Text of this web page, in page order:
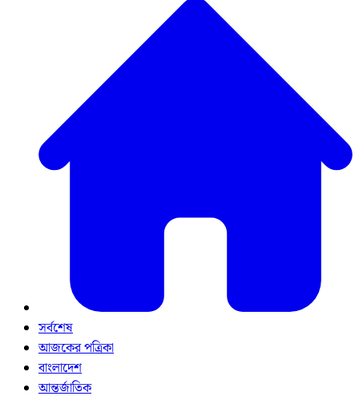
সর্বশেষ
আজকের পত্রিকা
বাংলাদেশ
আন্তর্জাতিক